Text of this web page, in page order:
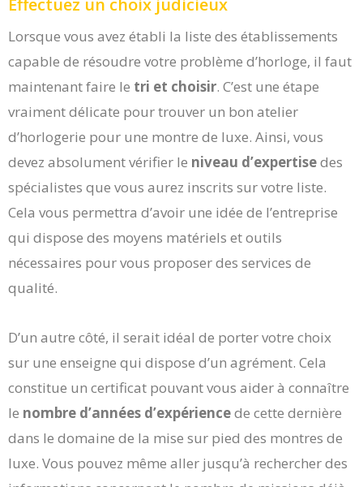
Effectuez un choix judicieux
Lorsque vous avez établi la liste des établissements
capable de résoudre votre problème d’horloge, il faut
maintenant faire le tri et choisir. C’est une étape
vraiment délicate pour trouver un bon atelier
d’horlogerie pour une montre de luxe. Ainsi, vous
devez absolument vérifier le niveau d’expertisedes
spécialistes que vous aurez inscrits sur votre liste.
Cela vous permettra d’avoir une idée de l’entreprise
qui dispose des moyens matériels et outils
nécessaires pour vous proposer des services de
qualité.
D’un autre côté, il serait idéal de porter votre choix
sur une enseigne qui dispose d’un agrément. Cela
constitue un certificat pouvant vous aider à connaître
le nombre d’années d’expériencede cette dernière
dans le domaine de la mise sur pied des montres de
luxe. Vous pouvez même aller jusqu’à rechercher des